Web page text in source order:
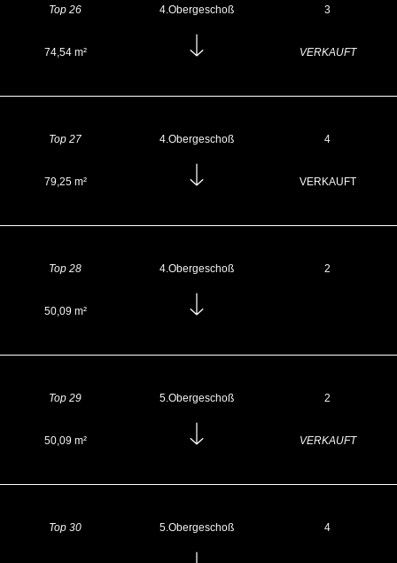
Top 26 4.Obergeschoß 3
74,54 m² VERKAUFT
Top 27 4.Obergeschoß 4
79,25 m² VERKAUFT
Top 28 4.Obergeschoß 2
50,09 m²
Top 29 5.Obergeschoß 2
50,09 m² VERKAUFT
Top 30 5.Obergeschoß 4